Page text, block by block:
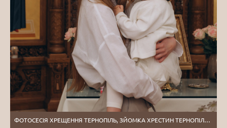
ФОТОСЕСІЯ ХРЕЩЕННЯ ТЕРНОПІЛЬ, ЗЙОМКА ХРЕСТИН ТЕРНОПІЛЬ, ФОТОГРАФ НА ХРЕСТИНИ ТЕРНОПІЛЬ, ХРЕЩЕННЯ ЛЬВІВ